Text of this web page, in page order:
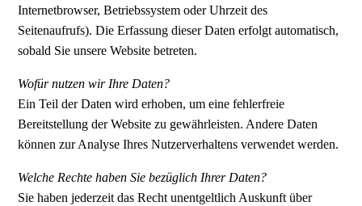
Internetbrowser, Betriebssystem oder Uhrzeit des
Seitenaufrufs). Die Erfassung dieser Daten erfolgt automatisch,
sobald Sie unsere Website betreten.
Wofür nutzen wir Ihre Daten?
Ein Teil der Daten wird erhoben, um eine fehlerfreie
Bereitstellung der Website zu gewährleisten. Andere Daten
können zur Analyse Ihres Nutzerverhaltens verwendet werden.
Welche Rechte haben Sie bezüglich Ihrer Daten?
Sie haben jederzeit das Recht unentgeltlich Auskunft über